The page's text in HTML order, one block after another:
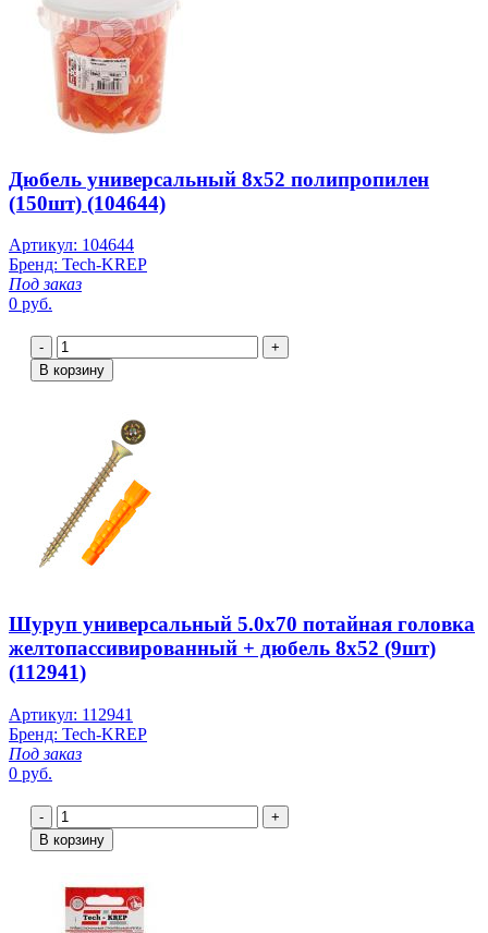
Дюбель универсальный 8х52 полипропилен
(150шт) (104644)
Артикул: 104644
Бренд: Tech-KREP
Под заказ
0 руб.
-
+
В корзину
Шуруп универсальный 5.0х70 потайная головка
желтопассивированный + дюбель 8х52 (9шт)
(112941)
Артикул: 112941
Бренд: Tech-KREP
Под заказ
0 руб.
-
+
В корзину